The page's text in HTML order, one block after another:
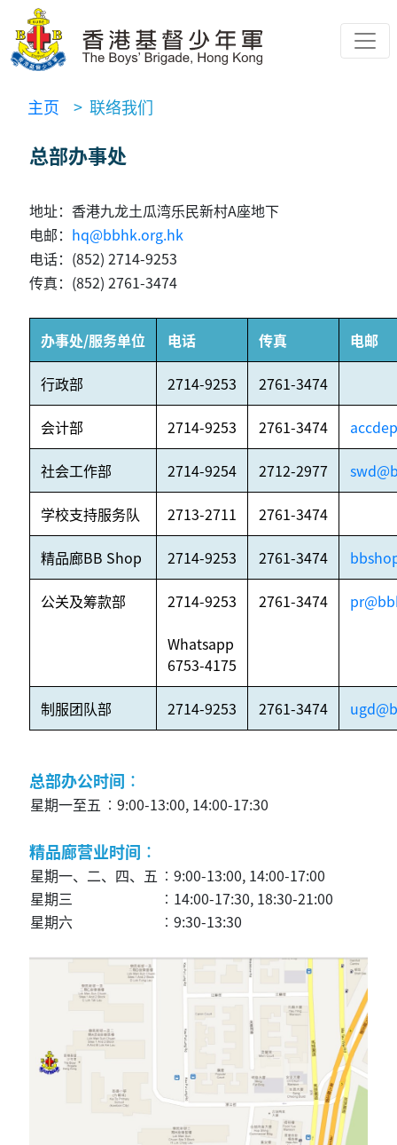
主页 > 联络我们
总部办事处
地址：香港九龙土瓜湾乐民新村A座地下
电邮： hq@bbhk.org.hk
电话：(852) 2714-9253
传真：(852) 2761-3474
办事处/服务单位 电话 传真 电邮
行政部 2714-9253 2761-3474
会计部 2714-9253 2761-3474
社会工作部 2714-9254 2712-2977
学校支持服务队 2713-2711 2761-3474
精品廊BB Shop 2714-9253 2761-3474
公关及筹款部
2714-9253
Whatsapp
6753-4175
2761-3474
制服团队部 2714-9253 2761-3474
总部办公时间︰
星期一至五 ︰9:00-13:00, 14:00-17:30
精品廊营业时间︰
星期一、二、四、五 ︰9:00-13:00, 14:00-17:00
星期三
︰14:00-17:30, 18:30-21:00
星期六
︰9:30-13:30